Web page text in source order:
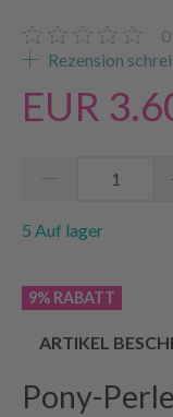
0
Rezension
EUR
5 Auf lager
9% RABATT
ARTIKEL
Pony-